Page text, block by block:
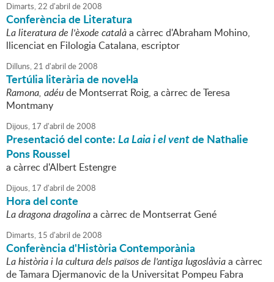
Dimarts,22 d'abril de2008
Conferència de Literatura
La literatura de l'èxode catalàa càrrec d'Abraham Mohino,
llicenciat en Filologia Catalana, escriptor
Dilluns,21 d'abril de2008
Tertúlia literària de novel·la
Ramona, adéude Montserrat Roig, a càrrec de Teresa
Montmany
Dijous, 17 d'abril de2008
Presentació del conte:La Laia i el ventde Nathalie
Pons Roussel
a càrrec d'Albert Estengre
Dijous, 17 d'abril de2008
Hora del conte
La dragona dragolinaa càrrec de Montserrat Gené
Dimarts, 15 d'abril de2008
Conferència d'Història Contemporània
La història i la cultura dels països de l'antiga Iugoslàviaa càrrec
de Tamara Djermanovic de la Universitat Pompeu Fabra